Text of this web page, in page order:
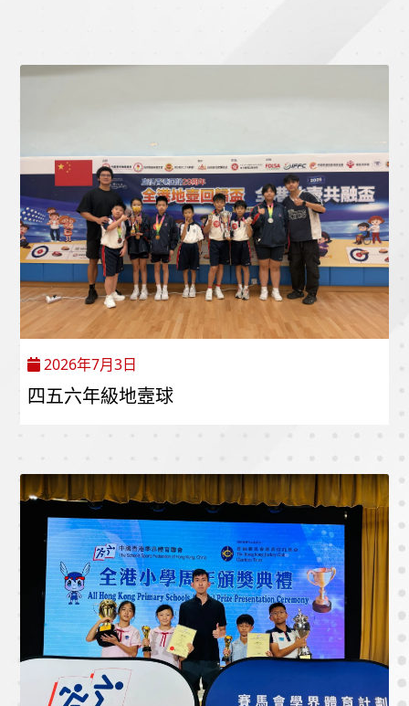
2026年7月3日
四五六年級地壼球